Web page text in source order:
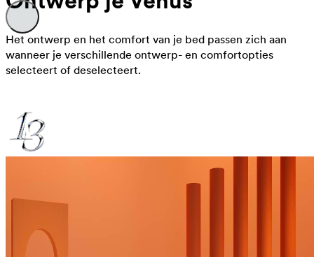
Het ontwerp en het comfort van je bed passen zich aan
wanneer je verschillende ontwerp- en comfortopties
selecteert of deselecteert.